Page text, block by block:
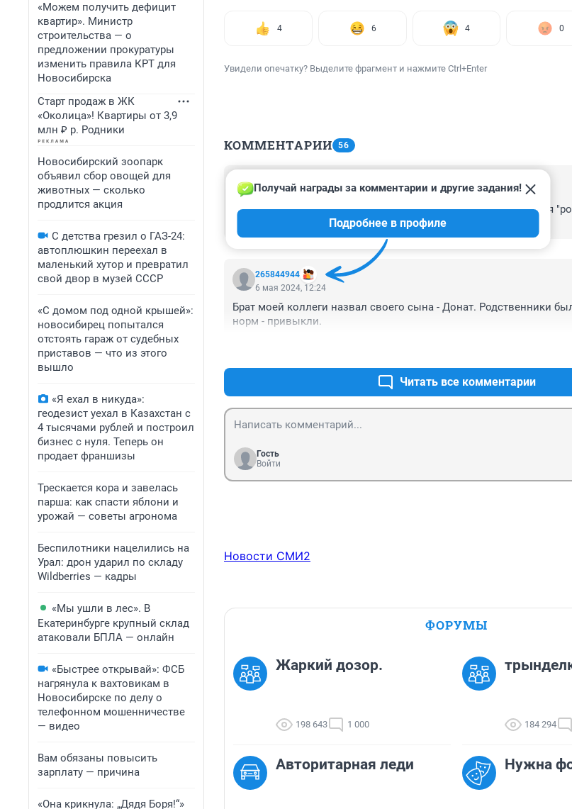
«Можем получить дефицит
квартир». Министр
строительства — о
предложении прокуратуры
изменить правила КРТ для
Новосибирска
Старт продаж в ЖК
«Околица»! Квартиры от 3,9
млн ₽ р. Родники
Новосибирский зоопарк
объявил сбор овощей для
животных — сколько
продлится акция
С детства грезил о ГАЗ-24:
автоплюшкин переехал в
маленький хутор и превратил
свой двор в музей СССР
«С домом под одной крышей»:
новосибирец попытался
отстоять гараж от судебных
приставов — что из этого
вышло
«Я ехал в никуда»:
геодезист уехал в Казахстан с
4 тысячами рублей и построил
бизнес с нуля. Теперь он
продает франшизы
Трескается кора и завелась
парша: как спасти яблони и
урожай — советы агронома
Беспилотники нацелились на
Урал: дрон ударил по складу
Wildberries — кадры
«Мы ушли в лес». В
Екатеринбурге крупный склад
атаковали БПЛА — онлайн
«Быстрее открывай»: ФСБ
нагрянула к вахтовикам в
Новосибирске по делу о
телефонном мошенничестве
— видео
Вам обязаны повысить
зарплату — причина
«Она крикнула: „Дядя Боря!“»
4 6 4 0
Увидели опечатку? Выделите фрагмент и нажмите Ctrl+Enter
КОММЕНТАРИИ 56
6 мая 2024, 12:34
Кармелита, а это не случайно не у народности именуемой себя
265844944
Получай награды за комментарии и другие задания!
Подробнее в профиле
6 мая 2024, 12:24
Брат моей коллеги назвал своего сына - Донат. Родственники
норм - привыкли.
Читать все комментарии
Гость
Войти
Новости СМИ2
ФОРУМЫ
Жаркий дозор.
198 643 1 000 184 294
Авторитарная леди Нужна